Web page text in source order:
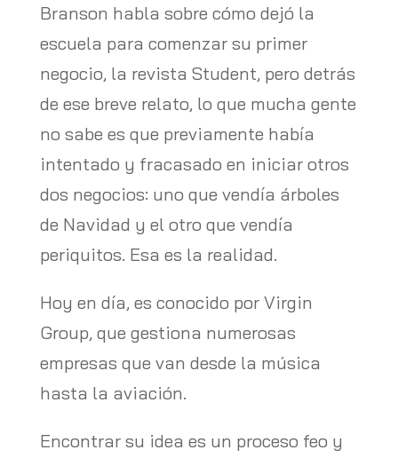
Branson habla sobre cómo dejó la
escuela para comenzar su primer
negocio, la revista Student, pero detrás
de ese breve relato, lo que mucha gente
no sabe es que previamente había
intentado y fracasado en iniciar otros
dos negocios: uno que vendía árboles
de Navidad y el otro que vendía
periquitos. Esa es la realidad.
Hoy en día, es conocido por Virgin
Group, que gestiona numerosas
empresas que van desde la música
hasta la aviación.
Encontrar su idea es un proceso feo y